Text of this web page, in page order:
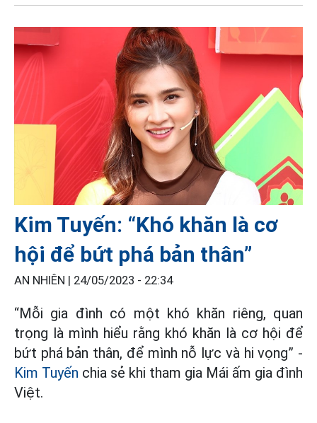
Kim Tuyến: “Khó khăn là cơ
hội để bứt phá bản thân”
AN NHIÊN | 24/05/2023 - 22:34
“Mỗi gia đình có một khó khăn riêng, quan
trọng là mình hiểu rằng khó khăn là cơ hội để
bứt phá bản thân, để mình nỗ lực và hi vọng” -
Kim Tuyến chia sẻ khi tham gia Mái ấm gia đình
Việt.